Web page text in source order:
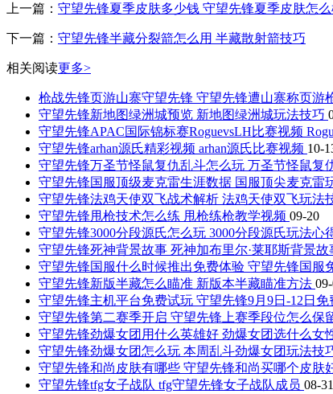
上一篇： 守望先锋夏季皮肤多少钱 守望先锋夏季皮肤怎
下一篇： 守望先锋半藏分裂箭怎么用 半藏散射箭技巧
相关阅读更多>
枪战先锋页游山寨守望先锋 守望先锋遭山寨称页游
守望先锋新地图绿洲城预览 新地图绿洲城玩法技巧
守望先锋APAC国际锦标赛RoguevsLH比赛视频
守望先锋arhan源氏精彩视频 arhan源氏比赛视频 10-
守望先锋万圣节怪鼠复仇乱斗怎么玩 万圣节怪鼠复
守望先锋国服顶级麦克雷生涯数据 国服顶尖麦克雷
守望先锋法鸡天使双飞战术解析 法鸡天使双飞玩法
守望先锋甩枪技术怎么练 甩枪练枪教学视频 09-20
守望先锋3000分段源氏怎么玩 3000分段源氏玩法心
守望先锋死神背景故事 死神加布里尔·莱耶斯背景故
守望先锋国服什么时候推出免费体验 守望先锋国服
守望先锋新版半藏怎么瞄准 新版本半藏瞄准方法
守望先锋主机平台免费试玩 守望先锋9月9日-12日免
守望先锋第二赛季开启 守望先锋上赛季段位怎么保
守望先锋劲爆女团用什么英雄好 劲爆女团选什么女
守望先锋劲爆女团怎么玩 本周乱斗劲爆女团玩法技
守望先锋和尚皮肤有哪些 守望先锋和尚买哪个皮肤
守望先锋tfg女子战队 tfg守望先锋女子战队成员 08-31